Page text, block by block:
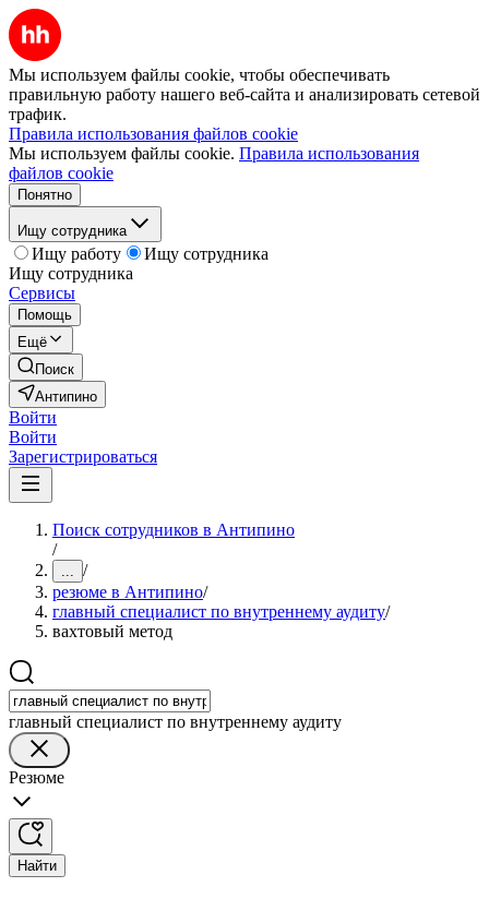
Мы используем файлы cookie, чтобы обеспечивать
правильную работу нашего веб-сайта и анализировать сетевой
трафик.
Правила использования файлов cookie
Мы используем файлы cookie. Правила использования
файлов cookie
Понятно
Ищу сотрудника
Ищу работу
Ищу сотрудника
Ищу сотрудника
Сервисы
Помощь
Ещё
Поиск
Антипино
Войти
Войти
Зарегистрироваться
Поиск сотрудников в Антипино
/
... /
резюме в Антипино/
главный специалист по внутреннему аудиту/
вахтовый метод
главный специалист по внутреннему аудиту
Резюме
Найти